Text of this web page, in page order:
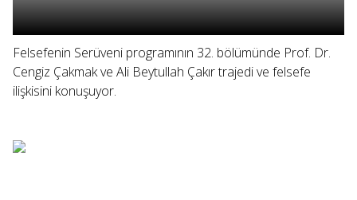
Felsefenin Serüveni programının 32. bölümünde Prof. Dr.
Cengiz Çakmak ve Ali Beytullah Çakır trajedi ve felsefe
ilişkisini konuşuyor.